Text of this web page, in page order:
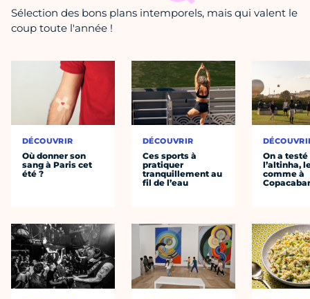
Sélection des bons plans intemporels, mais qui valent le
coup toute l'année !
DÉCOUVRIR
Où donner son
sang à Paris cet
été ?
DÉCOUVRIR
Ces sports à
pratiquer
tranquillement au
fil de l’eau
On a testé
l’altinha,
comme à